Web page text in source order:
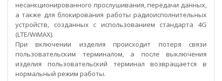
несанкционированного прослушивания, передачи данных,
а также для блокирования работы радиоисполнительных
устройств, созданных с использованием стандарта 4G
(LTE/WiMAX).
При включении изделия происходит потеря связи
пользовательским терминалом, а после выключения
изделия пользовательский терминал возвращается в
нормальный режим работы.